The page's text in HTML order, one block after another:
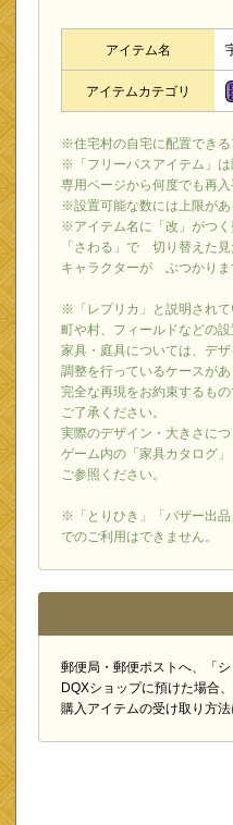
アイテム名
アイテムカテゴリ
※住宅村の自宅に配置できる
※「フリーパスアイテム」
専用ページから何度でも再入
※設置可能な数には上限があ
※アイテム名に「改」がつく
「さわる」で 切り替えた
キャラクターが ぶつかりま
※「レプリカ」と説明されて
町や村、フィールドなどの
家具・庭具については、デ
調整を行っているケースがあ
完全な再現をお約束するもの
ご了承ください。
実際のデザイン・大きさにつ
ゲーム内の「家具カタログ
ご参照ください。
※「とりひき」「バザー出品
でのご利用はできません。
郵便局・郵便ポストへ、「
DQXショップに預けた場合
購入アイテムの受け取り方